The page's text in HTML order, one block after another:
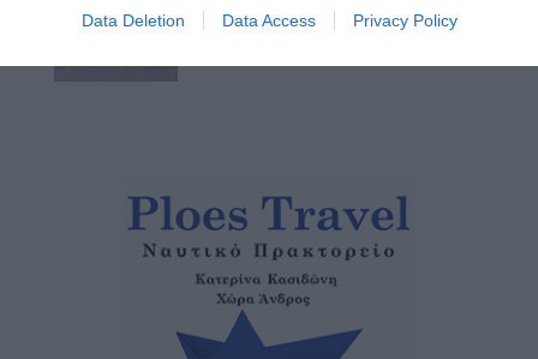
Data Deletion Data Access Privacy Policy
05/08/2026